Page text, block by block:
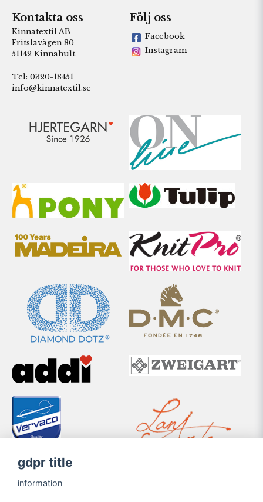
Kontakta oss
Kinnatextil AB
Fritslavägen 80
51142 Kinnahult
Tel: 0320-18451
info@kinnatextil.se
Följ oss
Facebook
Instagram
gdpr title
information